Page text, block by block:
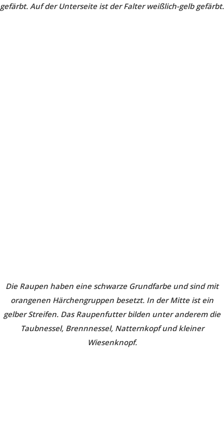
gefärbt. Auf der Unterseite ist der Falter weißlich-gelb gefärbt.
Die Raupen haben eine schwarze Grundfarbe und sind mit
orangenen Härchengruppen besetzt. In der Mitte ist ein
gelber Streifen. Das Raupenfutter bilden unter anderem die
Taubnessel, Brennnessel, Natternkopf und kleiner
Wiesenknopf.